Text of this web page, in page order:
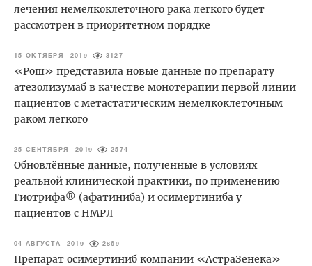
лечения немелкоклеточного рака легкого будет
рассмотрен в приоритетном порядке
15 ОКТЯБРЯ 2019 3127
«Рош» представила новые данные по препарату
атезолизумаб в качестве монотерапии первой линии
пациентов с метастатическим немелкоклеточным
раком легкого
25 СЕНТЯБРЯ 2019 2574
Обновлённые данные, полученные в условиях
реальной клинической практики, по применению
Гиотрифа® (афатиниба) и осимертиниба у
пациентов с НМРЛ
04 АВГУСТА 2019 2869
Препарат осимертиниб компании «АстраЗенека»